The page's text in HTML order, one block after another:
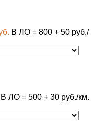
В ЛО = 800 + 50 руб./
В ЛО = 500 + 30 руб./км.